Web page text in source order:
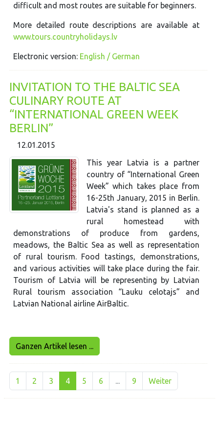
difficult and most routes are suitable for beginners.
More detailed route descriptions are available at
www.tours.countryholidays.lv
Electronic version: English / German
INVITATION TO THE BALTIC SEA
CULINARY ROUTE AT
“INTERNATIONAL GREEN WEEK
BERLIN”
12.01.2015
This year Latvia is a partner
country of “International Green
Week” which takes place from
16-25th January, 2015 in Berlin.
Latvia's stand is planned as a
rural homestead with
demonstrations of produce from gardens,
meadows, the Baltic Sea as well as representation
of rural tourism. Food tastings, demonstrations,
and various activities will take place during the fair.
Tourism of Latvia will be representing by Latvian
Rural tourism association “Lauku celotajs” and
Latvian National airline AirBaltic.
Ganzen Artikel lesen ...
1 2 3 4 5 6 ... 9 Weiter